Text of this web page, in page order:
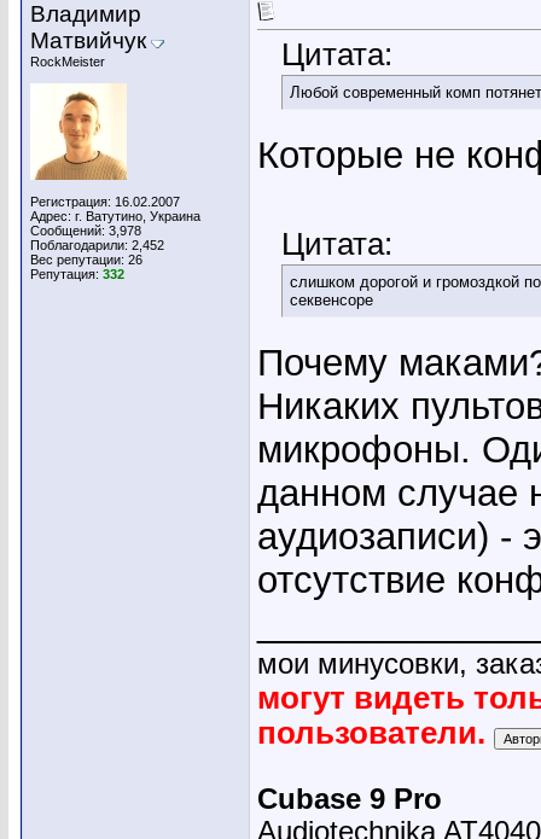
Владимир
Матвийчук
RockMeister
Регистрация: 16.02.2007
Адрес: г. Ватутино, Украина
Сообщений: 3,978
Поблагодарили: 2,452
Вес репутации: 26
Репутация: 332
Цитата:
Любой современный комп
Которые не
Цитата:
слишком дорогой и громоздкой
секвенсоре
Почему
Никаких
микрофоны.
данном случае
аудиозаписи) -
отсутствие
мои минусовки,
могут видеть
пользователи.
Cubase 9 Pro
Audiotechnika